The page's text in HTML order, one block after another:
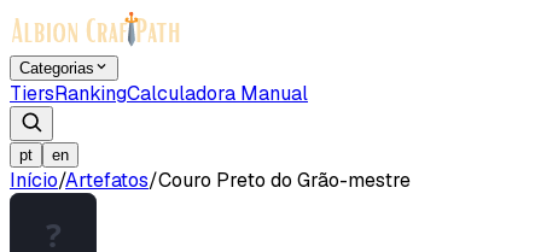
Categorias
TiersRankingCalculadora Manual
pt en
Início/Artefatos/Couro Preto do Grão-mestre